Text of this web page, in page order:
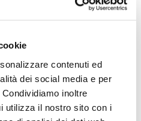
contenuti ed
dei social media e per
inoltre
utilizza il nostro sito con i
formazione